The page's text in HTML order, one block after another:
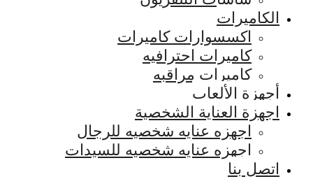
الكاميرات
اكسسوارات كاميرات
كاميرات احترافيه
كاميرات مراقبه
أجهزة الألعاب
اجهزة العناية الشخصية
اجهزه عنايه شخصيه للرجال
اجهزه عنايه شخصيه للسيدات
اتصل بنا